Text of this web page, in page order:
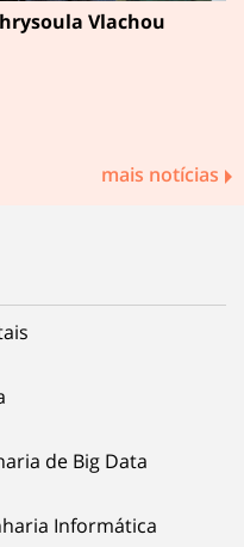
Vlachou
mais notícias
de Big Data
Informática